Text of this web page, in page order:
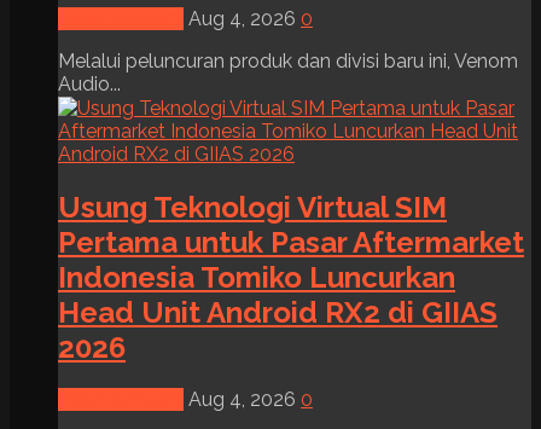
Aug 4, 2026 0
Melalui peluncuran produk dan divisi baru ini, Venom
Audio...
Usung Teknologi Virtual SIM
Pertama untuk Pasar Aftermarket
Indonesia Tomiko Luncurkan
Head Unit Android RX2 di GIIAS
2026
Aug 4, 2026 0